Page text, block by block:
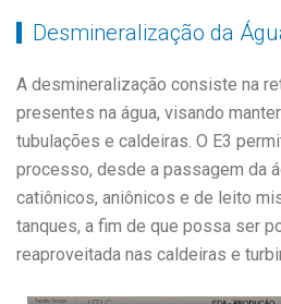
Desmineralização da
A desmineralização consiste na
presentes na água, visando
tubulações e caldeiras. O E3
processo, desde a passagem da
catiônicos, aniônicos e de leito
tanques, a fim de que possa ser
reaproveitada nas caldeiras e